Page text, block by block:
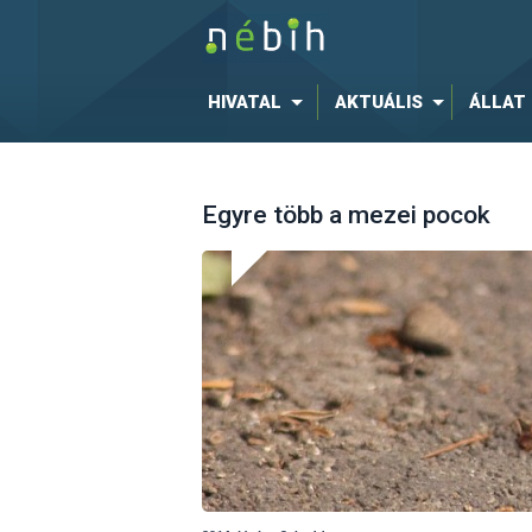
HIVATAL AKTUÁLIS ÁLLAT
Egyre több a mezei pocok